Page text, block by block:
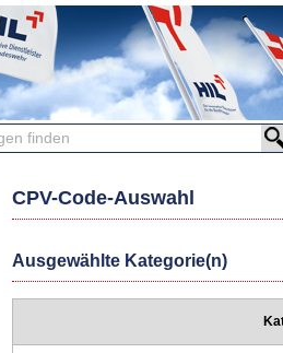
CPV-Code-Auswahl
Ausgewählte Kategorie(n)